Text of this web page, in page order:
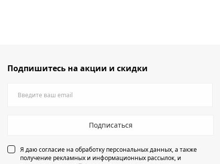
Подпишитесь на акции и скидки
Подписаться
Я даю согласие на обработку персональных данных, а также
получение рекламных и информационных рассылок, и